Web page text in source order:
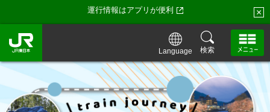
運行情報はアプリが便利 ×
Language 検索